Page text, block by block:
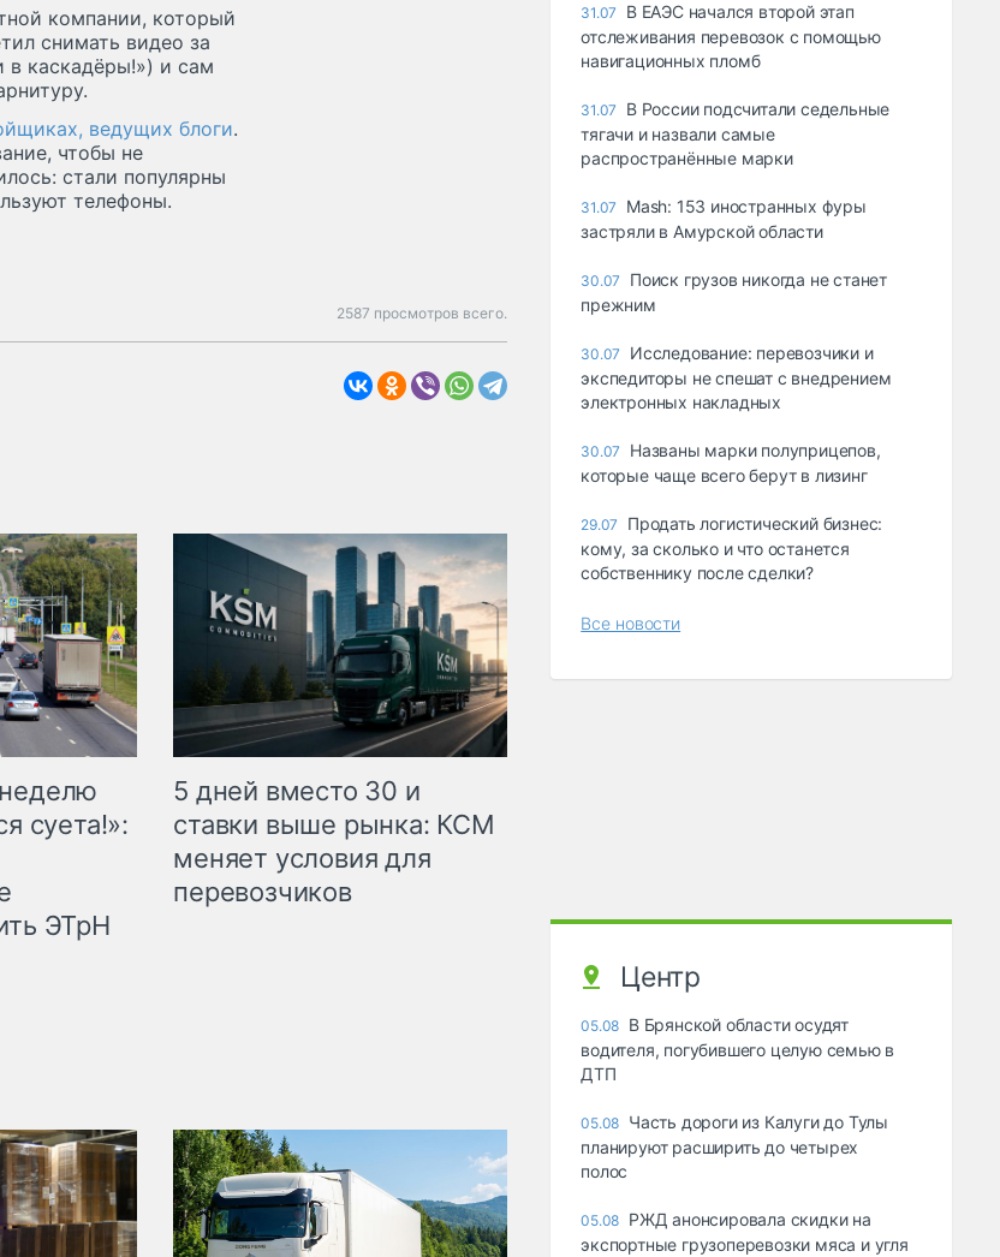
компании, который
снимать видео за
каскадёры!») и сам
ведущих блоги.
чтобы не
стали популярны
телефоны.
2587 просмотров всего.
суета!»:
ЭТрН
5 дней вместо 30 и
ставки выше рынка: КСМ
меняет условия для
перевозчиков
31.07
В ЕАЭС начался второй этап
отслеживания перевозок с помощью
навигационных пломб
31.07
В России подсчитали седельные
тягачи и назвали самые
распространённые марки
31.07
Mash: 153 иностранных фуры
застряли в Амурской области
30.07
Поиск грузов никогда не станет
прежним
30.07
Исследование: перевозчики и
экспедиторы не спешат с внедрением
электронных накладных
30.07
Названы марки полуприцепов,
которые чаще всего берут в лизинг
29.07
Продать логистический бизнес:
кому, за сколько и что останется
собственнику после сделки?
Все новости
Центр
05.08 В Брянской области осудят
водителя, погубившего целую семью в
ДТП
05.08 Часть дороги из Калуги до Тулы
планируют расширить до четырех
полос
05.08 РЖД анонсировала скидки на
экспортные грузоперевозки мяса и угля